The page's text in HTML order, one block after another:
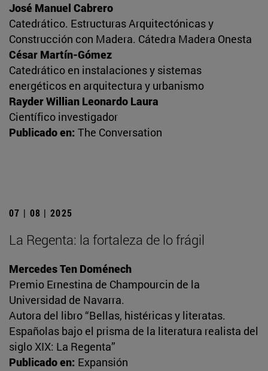
José Manuel Cabrero
Catedrático. Estructuras Arquitectónicas y
Construcción con Madera. Cátedra Madera Onesta
César Martín-Gómez
Catedrático en instalaciones y sistemas
energéticos en arquitectura y urbanismo
Rayder Willian Leonardo Laura
Científico investigador
Publicado en: The Conversation
07 | 08 | 2025
La Regenta: la fortaleza de lo frágil
Mercedes Ten Doménech
Premio Ernestina de Champourcin de la
Universidad de Navarra.
Autora del libro “Bellas, histéricas y literatas.
Españolas bajo el prisma de la literatura realista del
siglo XIX: La Regenta”
Publicado en: Expansión